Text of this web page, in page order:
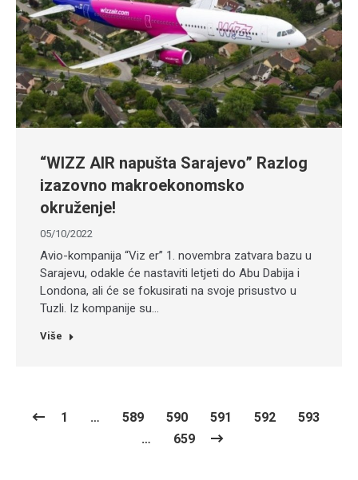
“WIZZ AIR napušta Sarajevo” Razlog
izazovno makroekonomsko
okruženje!
05/10/2022
Avio-kompanija “Viz er” 1. novembra zatvara bazu u
Sarajevu, odakle će nastaviti letjeti do Abu Dabija i
Londona, ali će se fokusirati na svoje prisustvo u
Tuzli. Iz kompanije su…
Više
1 … 589 590 591 592
593
…
659